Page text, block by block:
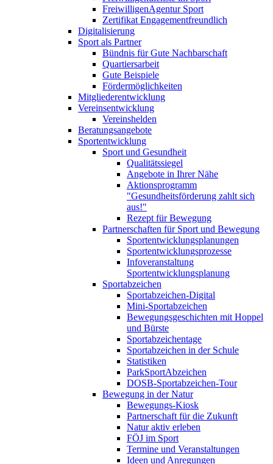
FreiwilligenAgentur Sport
Zertifikat Engagementfreundlich
Digitalisierung
Sport als Partner
Bündnis für Gute Nachbarschaft
Quartiersarbeit
Gute Beispiele
Fördermöglichkeiten
Mitgliederentwicklung
Vereinsentwicklung
Vereinshelden
Beratungsangebote
Sportentwicklung
Sport und Gesundheit
Qualitätssiegel
Angebote in Ihrer Nähe
Aktionsprogramm
"Gesundheitsförderung zahlt sich
aus!"
Rezept für Bewegung
Partnerschaften für Sport und Bewegung
Sportentwicklungsplanungen
Sportentwicklungsprozesse
Infoveranstaltung
Sportentwicklungsplanung
Sportabzeichen
Sportabzeichen-Digital
Mini-Sportabzeichen
Bewegungsgeschichten mit Hoppel
und Bürste
Sportabzeichentage
Sportabzeichen in der Schule
Statistiken
ParkSportAbzeichen
DOSB-Sportabzeichen-Tour
Bewegung in der Natur
Bewegungs-Kiosk
Partnerschaft für die Zukunft
Natur aktiv erleben
FÖJ im Sport
Termine und Veranstaltungen
Ideen und Anregungen